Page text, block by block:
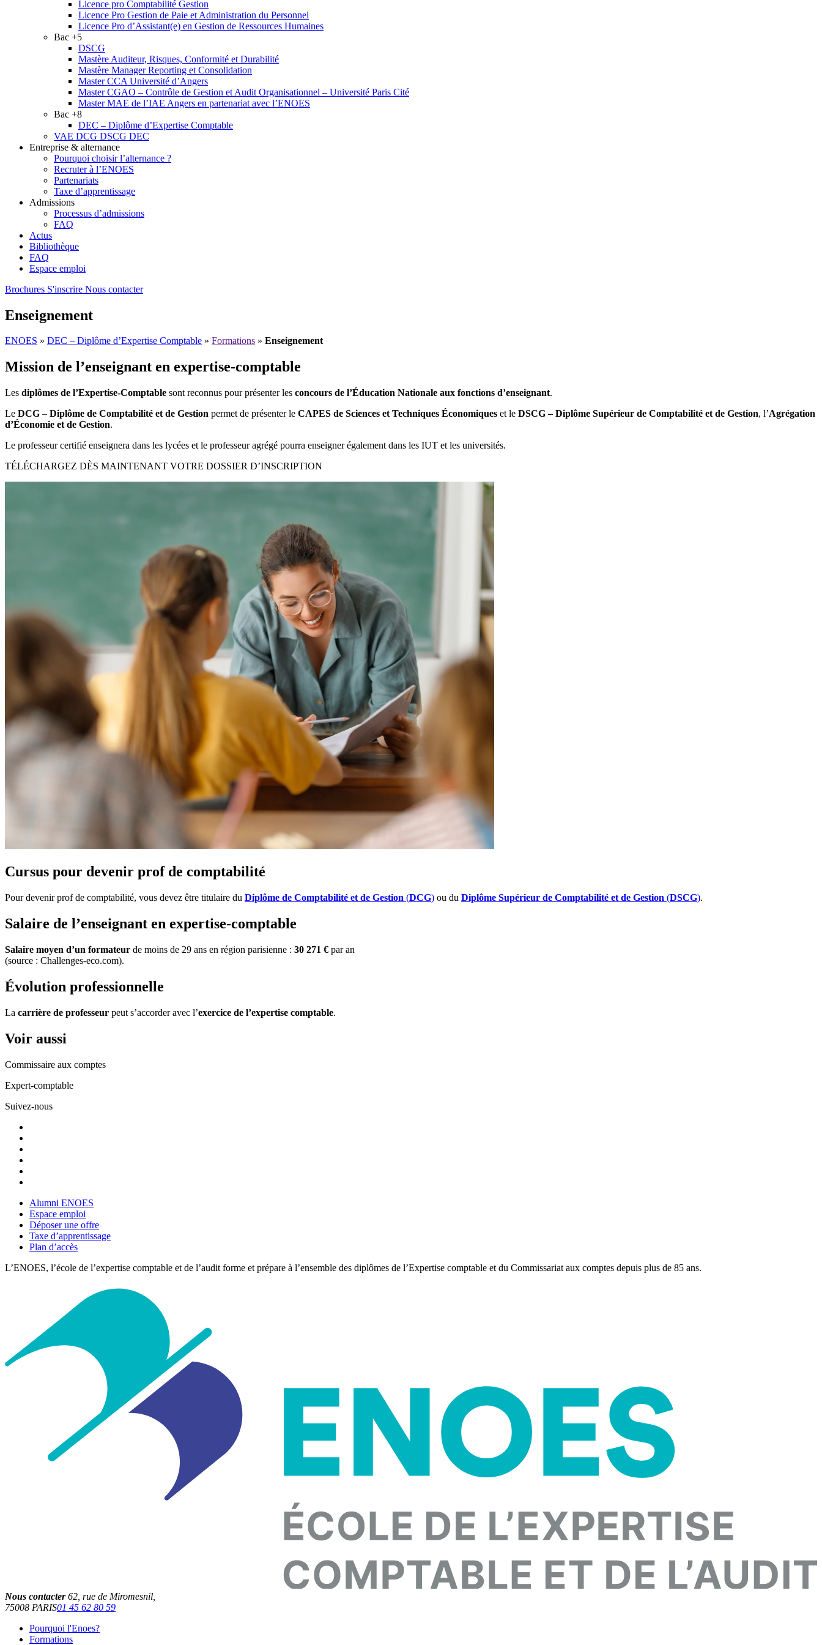
Licence pro Comptabilité Gestion
Licence Pro Gestion de Paie et Administration du Personnel
Licence Pro d’Assistant(e) en Gestion de Ressources Humaines
Bac +5
DSCG
Mastère Auditeur, Risques, Conformité et Durabilité
Mastère Manager Reporting et Consolidation
Master CCA Université d’Angers
Master CGAO – Contrôle de Gestion et Audit Organisationnel – Université Paris Cité
Master MAE de l’IAE Angers en partenariat avec l’ENOES
Bac +8
DEC – Diplôme d’Expertise Comptable
VAE DCG DSCG DEC
Entreprise & alternance
Pourquoi choisir l’alternance ?
Recruter à l’ENOES
Partenariats
Taxe d’apprentissage
Admissions
Processus d’admissions
FAQ
Actus
Bibliothèque
FAQ
Espace emploi
Brochures S'inscrire Nous contacter
Enseignement
ENOES » DEC – Diplôme d’Expertise Comptable » Formations » Enseignement
Mission de l’enseignant en expertise-comptable
Les diplômes de l’Expertise-Comptable sont reconnus pour présenter les concours de l’Éducation Nationale aux fonctions d’enseignant.
Le DCG – Diplôme de Comptabilité et de Gestion permet de présenter le CAPES de Sciences et Techniques Économiques et le DSCG – Diplôme Supérieur de Comptabilité et de Gestion, l’Agrégation
d’Économie et de Gestion.
Le professeur certifié enseignera dans les lycées et le professeur agrégé pourra enseigner également dans les IUT et les universités.
TÉLÉCHARGEZ DÈS MAINTENANT VOTRE DOSSIER D’INSCRIPTION
Cursus pour devenir prof de comptabilité
Pour devenir prof de comptabilité, vous devez être titulaire du Diplôme de Comptabilité et de Gestion (DCG) ou du Diplôme Supérieur de Comptabilité et de Gestion (DSCG).
Salaire de l’enseignant en expertise-comptable
Salaire moyen d’un formateur de moins de 29 ans en région parisienne : 30 271 € par an
(source : Challenges-eco.com).
Évolution professionnelle
La carrière de professeur peut s’accorder avec l’exercice de l’expertise comptable.
Voir aussi
Commissaire aux comptes
Expert-comptable
Suivez-nous
Alumni ENOES
Espace emploi
Déposer une offre
Taxe d’apprentissage
Plan d’accès
L’ENOES, l’école de l’expertise comptable et de l’audit forme et prépare à l’ensemble des diplômes de l’Expertise comptable et du Commissariat aux comptes depuis plus de 85 ans.
Nous contacter 62, rue de Miromesnil,
75008 PARIS01 45 62 80 59
Pourquoi l'Enoes?
Formations